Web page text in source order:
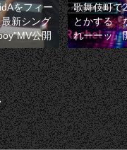
をフィー
新シング
公開
歌舞伎町で
とかする『
れーーッ』